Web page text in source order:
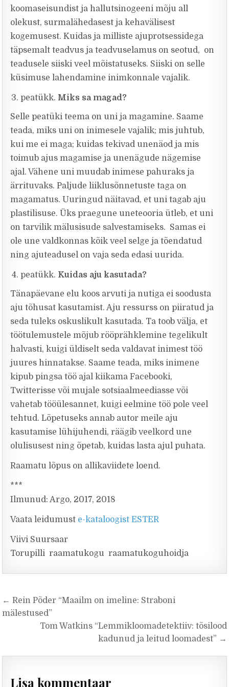
koomaseisundist ja hallutsinogeeni mõju all
olekust, surmalähedasest ja kehavälisest
kogemusest. Kuidas ja milliste ajuprotsessidega
täpsemalt teadvus ja teadvuselamus on seotud, on
teadusele siiski veel mõistatuseks. Siiski on selle
küsimuse lahendamine inimkonnale vajalik.
peatükk. Miks sa magad?
Selle peatüki teema on uni ja magamine. Saame
teada, miks uni on inimesele vajalik; mis juhtub,
kui me ei maga; kuidas tekivad unenäod ja mis
toimub ajus magamise ja unenägude nägemise
ajal. Vähene uni muudab inimese pahuraks ja
ärrituvaks. Paljude liiklusõnnetuste taga on
magamatus. Uuringud näitavad, et uni tagab aju
plastilisuse. Üks praegune uneteooria ütleb, et uni
on tarvilik mälusisude salvestamiseks. Samas ei
ole une valdkonnas kõik veel selge ja tõendatud
ning ajuteadusel on vaja seda edasi uurida.
peatükk. Kuidas aju kasutada?
Tänapäevane elu koos arvuti ja nutiga ei soodusta
aju tõhusat kasutamist. Aju ressurss on piiratud ja
seda tuleks oskuslikult kasutada. Ta toob välja, et
töötulemustele mõjub rööprähklemine tegelikult
halvasti, kuigi üldiselt seda valdavat inimest töö
juures hinnatakse. Saame teada, miks inimene
kipub pingsa töö ajal kiikama Facebooki,
Twitterisse või mujale sotsiaalmeediasse või
vahetab tööülesannet, kuigi eelmine töö pole veel
tehtud. Lõpetuseks annab autor meile aju
kasutamise lühijuhendi, räägib veelkord une
olulisusest ning õpetab, kuidas lasta ajul puhata.
Raamatu lõpus on allikaviidete loend.
***
Ilmunud: Argo, 2017, 2018
Vaata leidumust e-kataloogist ESTER
Viivi Suursaar
Torupilli raamatukogu raamatukoguhoidja
Navigeerimine
← Rein Põder “Maailm on imeline: Straboni
mälestused”
Tom Watkins “Lemmikloomadetektiiv: tõsilood
kadunud ja leitud loomadest” →
Lisa kommentaar